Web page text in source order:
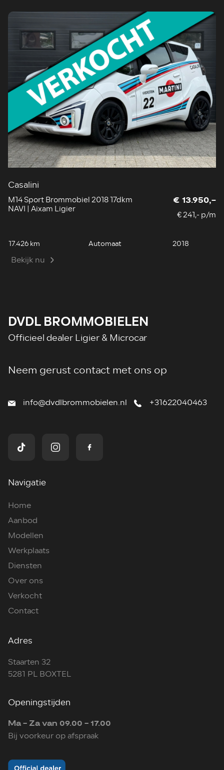
Casalini
M14 Sport Brommobiel 2018 17dkm
NAVI | Aixam Ligier
€ 13.950,-
€ 241,- p/m
17.426 km Automaat 2018
Bekijk nu
DVDL BROMMOBIELEN
Officieel dealer Ligier & Microcar
Neem gerust contact met ons op
info@dvdlbrommobielen.nl +31622040463
Navigatie
Home
Aanbod
Modellen
Werkplaats
Diensten
Over ons
Verkocht
Contact
Adres
Staarten 32
5281 PL BOXTEL
Openingstijden
Ma - Za van 09.00 - 17.00
Bij voorkeur op afspraak